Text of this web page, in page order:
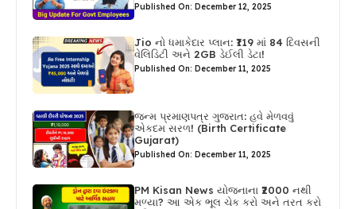
Published On: December 12, 2025
Jio નો ધમાકેદાર પ્લાન: ₹119 માં 84 દિવસની
વેલિડિટી અને 2GB ડેઈલી ડેટા!
Published On: December 11, 2025
જન્મ પ્રમાણપત્ર ગુજરાત: હવે મેળવવું
એકદમ સરળ! (Birth Certificate
Gujarat)
Published On: December 11, 2025
PM Kisan News યોજનાના ₹2000 નથી
મળ્યા? આ એક ભૂલ ચેક કરો અને તરત કરો